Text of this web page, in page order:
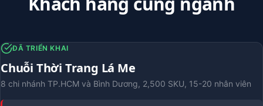
ĐÃ TRIỂN KHAI
Chuỗi Thời Trang Lá Me
8 chi nhánh TP.HCM và Bình Dương, 2,500 SKU, 15-20 nhân viên